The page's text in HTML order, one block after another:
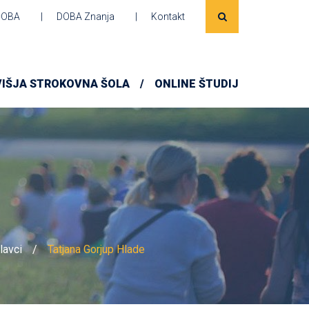
DOBA Znanja Kontakt
STROKOVNA ŠOLA ONLINE ŠTUDIJ
Tatjana Gorjup Hlade